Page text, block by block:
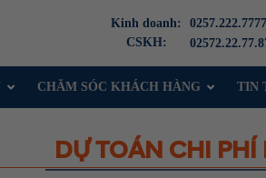
Kinh doanh:
CSKH:
0257.222.7777
CHĂM SÓC KHÁCH HÀNG TIN
DỰ TOÁN CHI PHÍ